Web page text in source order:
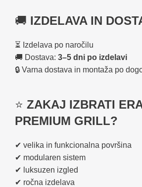
🚚 IZDELAVA IN
⏳ Izdelava po naročilu
🚚 Dostava: 3–5 dni po izdelavi
🔒 Varna dostava in montaža po
⭐ ZAKAJ IZBRATI
PREMIUM GRILL?
✔ velika in funkcionalna površina
✔ modularen sistem
✔ luksuzen izgled
✔ ročna izdelava